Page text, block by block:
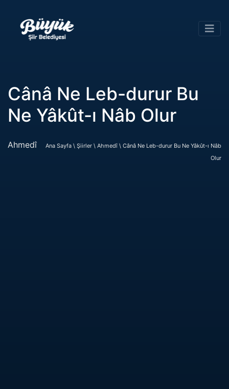
Cânâ Ne Leb-durur Bu
Ne Yâkût-ı Nâb Olur
Ahmedî Ana Sayfa \ Şiirler \ Ahmedî \ Cânâ Ne Leb-durur Bu Ne Yâkût-ı Nâb
Olur